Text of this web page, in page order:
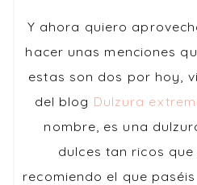
Y ahora quiero
hacer unas menciones
estas son dos por hoy,
del blog Dulzura
nombre, es una
dulces tan ricos
recomiendo el que